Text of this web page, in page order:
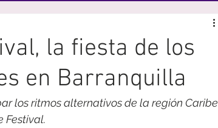
la fiesta de los
en Barranquilla
los ritmos alternativos de la región Caribe
Festival.